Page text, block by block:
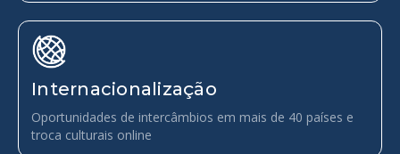
Internacionalização
Oportunidades de intercâmbios em mais de 40 países e
troca culturais online